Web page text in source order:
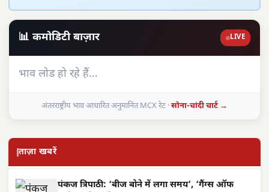
📊 कमोडिटी बाज़ार LIVE
भाव लोड हो रहे हैं…
अंतरराष्ट्रीय भाव आधारित अनुमानित MCX रेट ·सोना-चांदी चार्ट →
ताज़ा खबरें
पंकज त्रिपाठी: ‘बीज बोने में लगा समय’, ‘गैंग्स ऑफ